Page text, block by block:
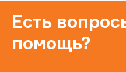
Есть
помощь?